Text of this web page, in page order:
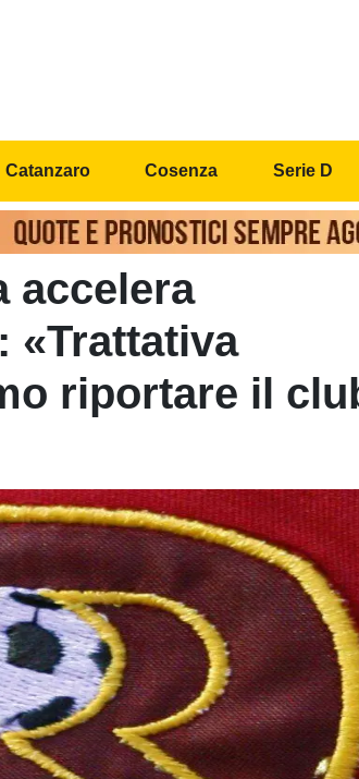
Catanzaro Cosenza Serie D
accelera
«Trattativa
riportare il